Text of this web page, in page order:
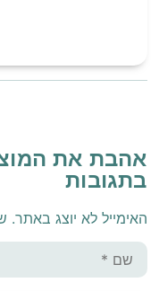
אהבת את
בתגובות
האימייל לא יוצג באתר.